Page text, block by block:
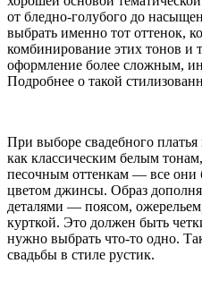
от бледно-голубого до
выбрать именно тот оттенок,
комбинирование этих тонов и
оформление более сложным,
Подробнее о такой
При выборе свадебного
как классическим белым
песочным оттенкам — все они
цветом джинсы. Образ
деталями — поясом,
курткой. Это должен быть
нужно выбрать что-то одно.
свадьбы в стиле рустик.